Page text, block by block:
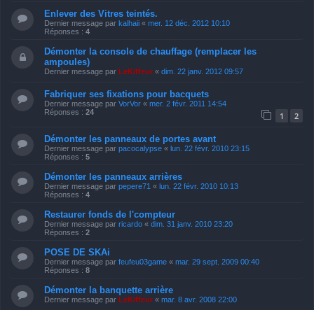
Enlever des Vitres teintés.
Dernier message par kalhaii « mer. 12 déc. 2012 10:10
Réponses : 4
Démonter la console de chauffage (remplacer les
ampoules)
Dernier message par LeKiffeur « dim. 22 janv. 2012 09:57
Fabriquer ses fixations pour bacquets
Dernier message par VorVor « mer. 2 févr. 2011 14:54
Réponses : 24 1 2
Démonter les panneaux de portes avant
Dernier message par pacocalypse « lun. 22 févr. 2010 23:15
Réponses : 5
Démonter les panneaux arrières
Dernier message par pepere71 « lun. 22 févr. 2010 10:13
Réponses : 4
Restaurer fonds de l'compteur
Dernier message par ricardo « dim. 31 janv. 2010 23:20
Réponses : 2
POSE DE SKAi
Dernier message par feufeu03game « mar. 29 sept. 2009 00:40
Réponses : 8
Démonter la banquette arrière
Dernier message par LeKiffeur « mar. 8 avr. 2008 22:00